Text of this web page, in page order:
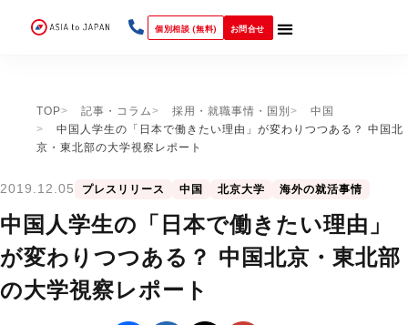
個別相談 (無料) お問合せ
TOP 記事・コラム 採用・就職事情・国別
中国
中国人学生の「日本で働きたい理由」が変わりつつある？ 中国北
京・東北部の大学視察レポート
2019.12.05 プレスリリース 中国 北京大学 海外の就活事情
中国人学生の「日本で働きたい理由」
が変わりつつある？ 中国北京・東北部
の大学視察レポート